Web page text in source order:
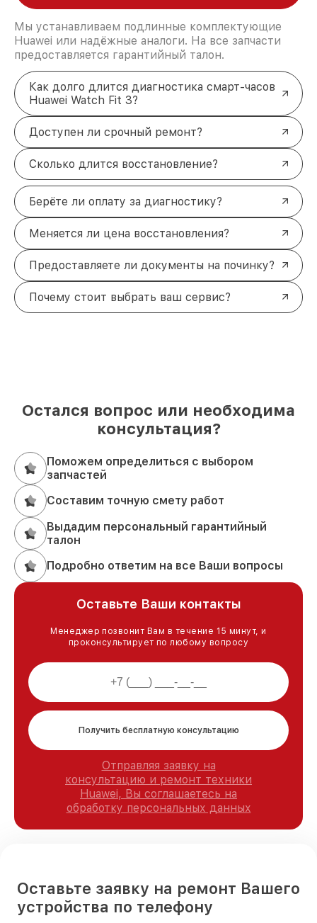
Мы устанавливаем подлинные комплектующие
Huawei или надёжные аналоги. На все запчасти
предоставляется гарантийный талон.
Как долго длится диагностика смарт-часов
Huawei Watch Fit 3?
Доступен ли срочный ремонт?
Сколько длится восстановление?
Берёте ли оплату за диагностику?
Меняется ли цена восстановления?
Предоставляете ли документы на починку?
Почему стоит выбрать ваш сервис?
Остался вопрос или необходима
консультация?
Поможем определиться с выбором
запчастей
Составим точную смету работ
Выдадим персональный гарантийный
талон
Подробно ответим на все Ваши вопросы
Оставьте Ваши контакты
Менеджер позвонит Вам в течение 15 минут, и
проконсультирует по любому вопросу
Получить бесплатную консультацию
Отправляя заявку на
консультацию и ремонт техники
Huawei, Вы соглашаетесь на
обработку персональных данных
Оставьте заявку на ремонт Вашего
устройства по телефону